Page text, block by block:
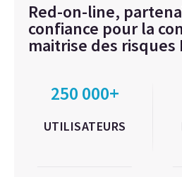
Red-on-line,
confiance pour la
maitrise des risques
250 000+
UTILISATEURS